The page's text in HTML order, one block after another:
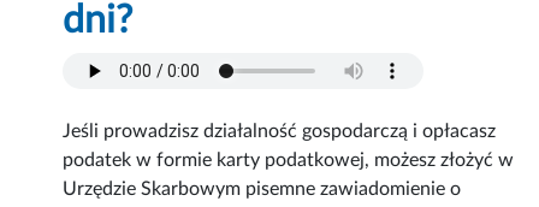
dni?
Jeśli prowadzisz działalność gospodarczą i opłacasz
podatek w formie karty podatkowej, możesz złożyć w
Urzędzie Skarbowym pisemne zawiadomienie o